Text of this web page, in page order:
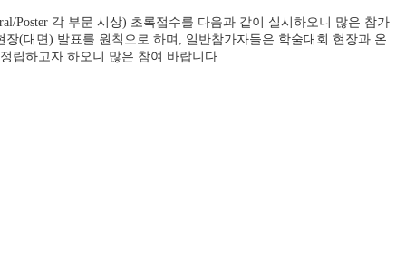
Poster 각 부문 시상) 초록접수를 다음과 같이 실시하오니 많은 참가
(대면) 발표를 원칙으로 하며, 일반참가자들은 학술대회 현장과 온
립하고자 하오니 많은 참여 바랍니다